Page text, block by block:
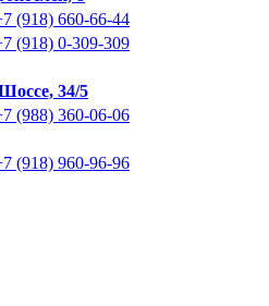
(918) 660-66-44
(918) 0-309-309
34/5
(988) 360-06-06
(918) 960-96-96